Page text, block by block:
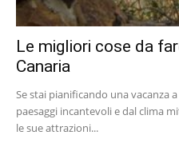
Le migliori cose da
Canaria
Se stai pianificando una vacanza
paesaggi incantevoli e dal clima
le sue attrazioni...